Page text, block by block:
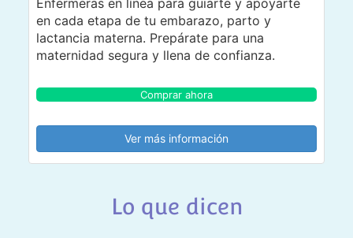
en cada etapa de tu embarazo, parto y
lactancia materna. Prepárate para una
maternidad segura y llena de confianza.
Comprar ahora
Ver más información
Lo que dicen